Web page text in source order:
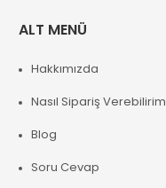
ALT MENÜ
Hakkımızda
Nasıl Sipariş Verebilirim
Blog
Soru Cevap